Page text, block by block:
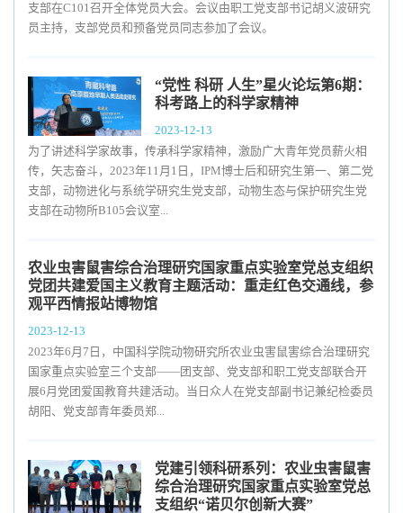
支部在C101召开全体党员大会。会议由职工党支部书记胡义波研究
员主持，支部党员和预备党员同志参加了会议。
“党性 科研 人生”星火论坛第6期：
科考路上的科学家精神
2023-12-13
为了讲述科学家故事，传承科学家精神，激励广大青年党员薪火相
传，矢志奋斗，2023年11月1日，IPM博士后和研究生第一、第二党
支部，动物进化与系统学研究生党支部，动物生态与保护研究生党
支部在动物所B105会议室...
农业虫害鼠害综合治理研究国家重点实验室党总支组织
党团共建爱国主义教育主题活动：重走红色交通线，参
观平西情报站博物馆
2023-12-13
2023年6月7日，中国科学院动物研究所农业虫害鼠害综合治理研究
国家重点实验室三个支部——团支部、党支部和职工党支部联合开
展6月党团爱国教育共建活动。当日众人在党支部副书记兼纪检委员
胡阳、党支部青年委员郑...
党建引领科研系列：农业虫害鼠害
综合治理研究国家重点实验室党总
支组织“诺贝尔创新大赛”